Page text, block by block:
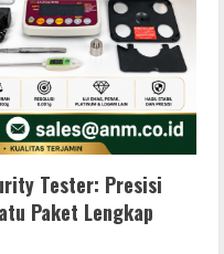
Tester: Presisi
Paket Lengkap